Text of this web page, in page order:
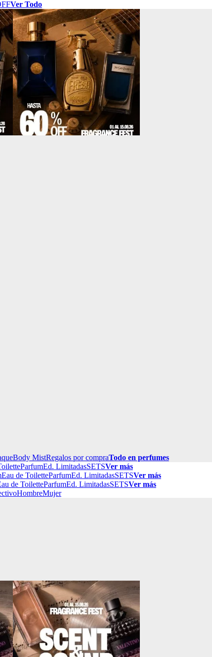
Ver Todo
Body MistRegalos por compraTodo en perfumes
ParfumEd. LimitadasSETSVer más
Eau de ToiletteParfumEd. LimitadasSETSVer más
de ToiletteParfumEd. LimitadasSETSVer más
HombreMujer